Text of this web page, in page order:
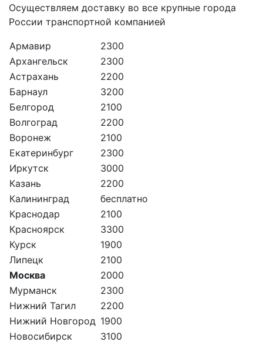
Осуществляем доставку во все крупные города
России транспортной компанией
Армавир
2300
Архангельск
2300
Астрахань
2200
Барнаул
3200
Белгород
2100
Волгоград
2200
Воронеж
2100
Екатеринбург
2300
Иркутск
3000
Казань
2200
Калининград
бесплатно
Краснодар
2100
Красноярск
3300
Курск
1900
Липецк
2100
Москва
2000
Мурманск
2300
Нижний Тагил
2200
Нижний Новгород 1900
Новосибирск
3100